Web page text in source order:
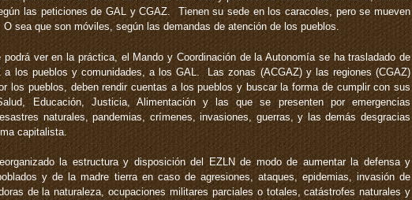
las peticiones de GAL y CGAZ. Tienen su sede en los caracoles, pero se mueven
sea que son móviles, según las demandas de atención de los pueblos.
podrá ver en la práctica, el Mando y Coordinación de la Autonomía se ha trasladado de
los pueblos y comunidades, a los GAL. Las zonas (ACGAZ) y las regiones (CGAZ)
los pueblos, deben rendir cuentas a los pueblos y buscar la forma de cumplir con sus
Educación, Justicia, Alimentación y las que se presenten por emergencias
naturales, pandemias, crímenes, invasiones, guerras, y las demás desgracias
capitalista.
la estructura y disposición del EZLN de modo de aumentar la defensa y
y de la madre tierra en caso de agresiones, ataques, epidemias, invasión de
de la naturaleza, ocupaciones militares parciales o totales, catástrofes naturales y